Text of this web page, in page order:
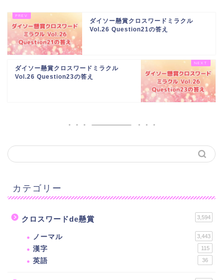
ダイソー懸賞クロスワードミラクル
Vol.26 Question21の答え
ダイソー懸賞クロスワードミラクル
Vol.26 Question23の答え
カテゴリー
クロスワードde懸賞 3,594
ノーマル 3,443
漢字 115
英語 36